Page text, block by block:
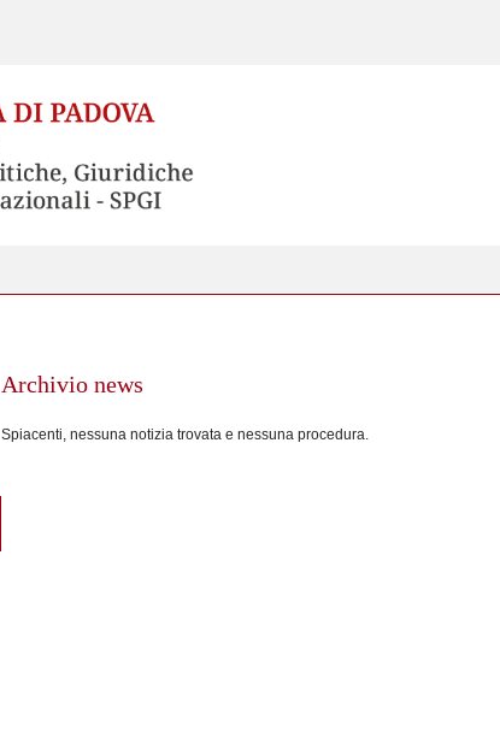
Archivio news
Spiacenti, nessuna notizia trovata e nessuna procedura.